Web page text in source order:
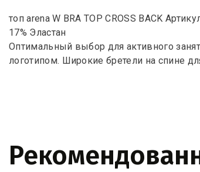
топ arena W BRA TOP CROSS BACK
17% Эластан
Оптимальный выбор для активного
логотипом. Широкие бретели на спине